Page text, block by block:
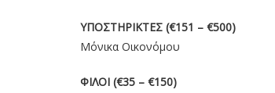
ΥΠΟΣΤΗΡΙΚΤΕΣ (€151 – €500)
Μόνικα Οικονόμου
ΦΙΛΟΙ (€35 – €150)